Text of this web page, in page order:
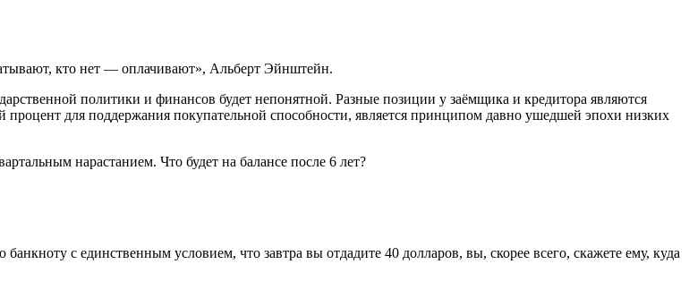
кто нет — оплачивают», Альберт Эйнштейн.
политики и финансов будет непонятной. Разные позиции у заёмщика и кредитора являются
для поддержания покупательной способности, является принципом давно ушедшей эпохи низких
нарастанием. Что будет на балансе после 6 лет?
с единственным условием, что завтра вы отдадите 40 долларов, вы, скорее всего, скажете ему, куда